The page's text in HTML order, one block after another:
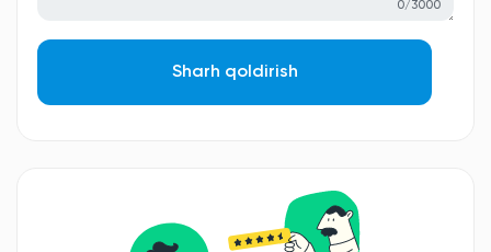
0/3000
Sharh qoldirish